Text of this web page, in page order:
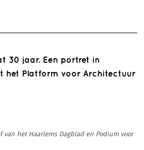
30 jaar. Een portret in
het Platform voor Architectuur
van het Haarlems Dagblad en Podium voor